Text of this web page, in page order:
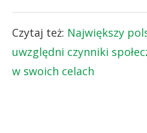
Czytaj też: Największy
uwzględni czynniki
w swoich celach